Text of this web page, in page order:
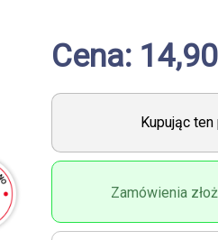
Cena:
Kupując
Zamówienia